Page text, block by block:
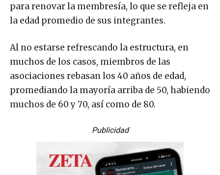
para renovar la membresía, lo que se refleja en
la edad promedio de sus integrantes.
Al no estarse refrescando la estructura, en
muchos de los casos, miembros de las
asociaciones rebasan los 40 años de edad,
promediando la mayoría arriba de 50, habiendo
muchos de 60 y 70, así como de 80.
Publicidad